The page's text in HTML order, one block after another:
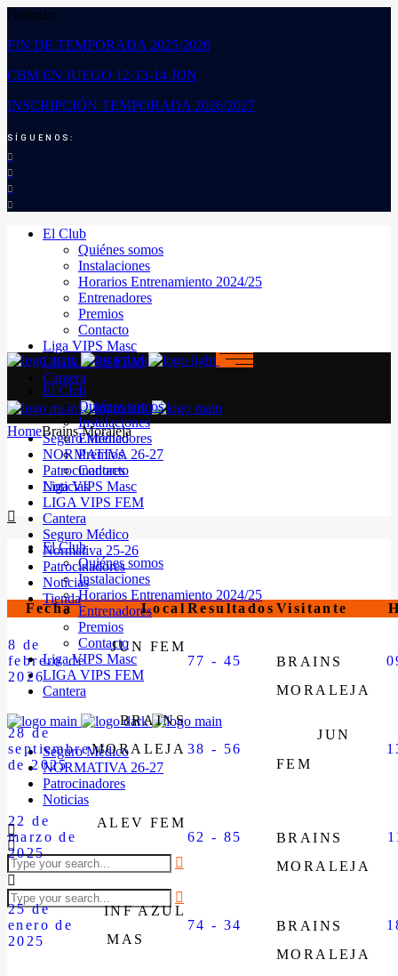
Noticias:
FIN DE TEMPORADA 2025/2026
CBM EN JUEGO 12-13-14 JUN
INSCRIPCIÓN TEMPORADA 2026/2027
SÍGUENOS:
El Club
Quiénes somos
Instalaciones
Horarios Entrenamiento 2024/25
Entrenadores
Premios
Contacto
Liga VIPS Masc
LIGA VIPS FEM
Cantera
Seguro Médico
NORMATIVA 26-27
Patrocinadores
Noticias
El Club
Quiénes somos
Instalaciones
Horarios Entrenamiento 2024/25
Entrenadores
Premios
Contacto
Liga VIPS Masc
LIGA VIPS FEM
Cantera
Seguro Médico
NORMATIVA 26-27
Patrocinadores
Noticias
El Club
Quiénes somos
Instalaciones
Entrenadores
Premios
Contacto
Liga VIPS Masc
LIGA VIPS FEM
Cantera
Seguro Médico
Normativa 25-26
Patrocinadores
Noticias
Tienda
HomeBrains Moraleja
Fecha Local Resultados Visitante
8 de
febrero de
2026
JUN FEM
77 - 45
BRAINS
MORALEJA
28 de
septiembre
de 2025
BRAINS
MORALEJA 38 - 56
JUN
FEM
22 de
marzo de
2025
ALEV FEM
62 - 85
BRAINS
MORALEJA
25 de
enero de
2025
INF AZUL
MAS
74 - 34
BRAINS
MORALEJA